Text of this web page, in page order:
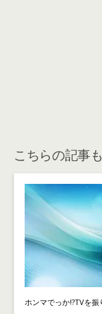
こちらの記事
ホンマでっか!?TVを振